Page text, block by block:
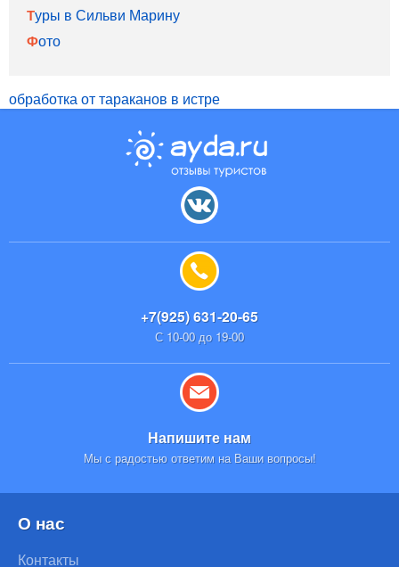
Туры в Сильви Марину
Фото
обработка от тараканов в истре
+7(925) 631-20-65
С 10-00 до 19-00
Напишите нам
Мы с радостью ответим на Ваши вопросы!
О нас
Контакты